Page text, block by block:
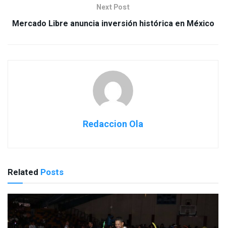
Next Post
Mercado Libre anuncia inversión histórica en México
Redaccion Ola
Related Posts